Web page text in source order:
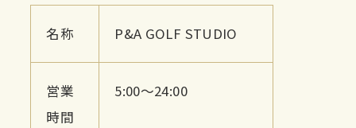
名称 P&A GOLF STUDIO
営業
時間
5:00〜24:00